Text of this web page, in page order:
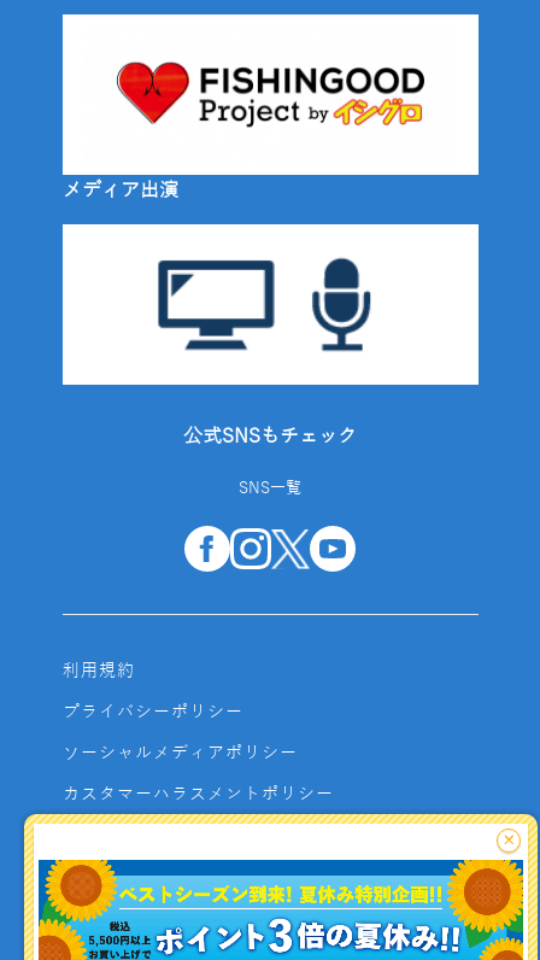
メディア出演
公式SNSもチェック
SNS一覧
利用規約
プライバシーポリシー
ソーシャルメディアポリシー
カスタマーハラスメントポリシー
よくあるご質問
お問い合わせ
×